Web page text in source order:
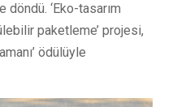
‘Eko-tasarım
paketleme’ projesi,
ödülüyle